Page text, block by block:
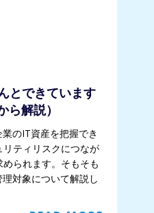
とできています
ら解説）
のIT資産を把握でき
ティリスクにつなが
られます。そもそも
対象について解説し